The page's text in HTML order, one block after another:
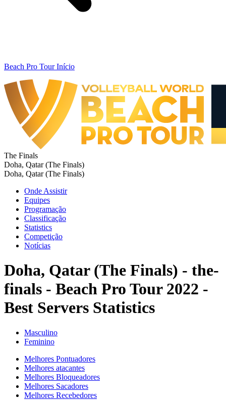
Beach Pro Tour Início
The Finals
Doha, Qatar (The Finals)
Doha, Qatar (The Finals)
Onde Assistir
Equipes
Programação
Classificação
Statistics
Competição
Notícias
Doha, Qatar (The Finals) - the-
finals - Beach Pro Tour 2022 -
Best Servers Statistics
Masculino
Feminino
Melhores Pontuadores
Melhores atacantes
Melhores Bloqueadores
Melhores Sacadores
Melhores Recebedores